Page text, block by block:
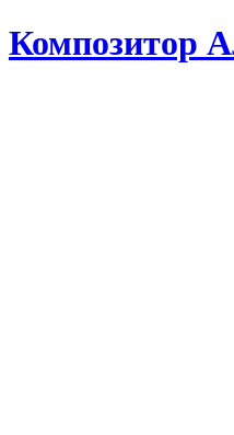
Композитор